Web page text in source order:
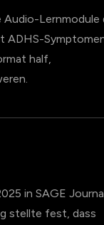
Lernmodule
ADHS-
half,
in SAGE
stellte fest, dass